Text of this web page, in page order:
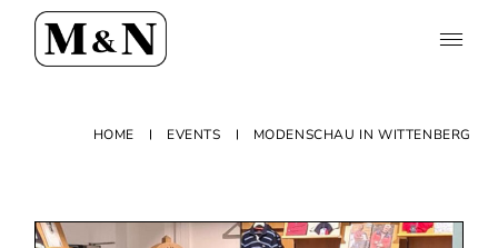
HOME EVENTS MODENSCHAU IN WITTENBERG